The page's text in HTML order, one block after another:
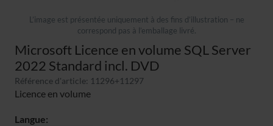
L’image est présentée uniquement à des fins d’illustration – ne
correspond pas à l’emballage livré.
Microsoft Licence en volume SQL Server
2022 Standard incl. DVD
Référence d'article: 11296+11297
Licence en volume
Langue: